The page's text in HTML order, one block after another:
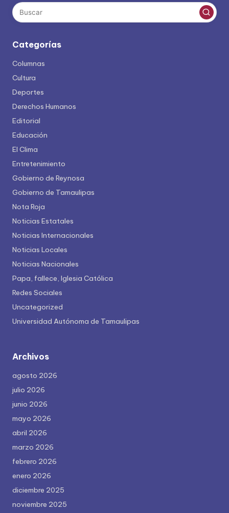
Categorías
Columnas
Cultura
Deportes
Derechos Humanos
Editorial
Educación
El Clima
Entretenimiento
Gobierno de Reynosa
Gobierno de Tamaulipas
Nota Roja
Noticias Estatales
Noticias Internacionales
Noticias Locales
Noticias Nacionales
Papa, fallece, Iglesia Católica
Redes Sociales
Uncategorized
Universidad Autónoma de Tamaulipas
Archivos
agosto 2026
julio 2026
junio 2026
mayo 2026
abril 2026
marzo 2026
febrero 2026
enero 2026
diciembre 2025
noviembre 2025